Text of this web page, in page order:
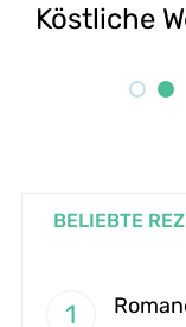
Steaks
BELIEBTE